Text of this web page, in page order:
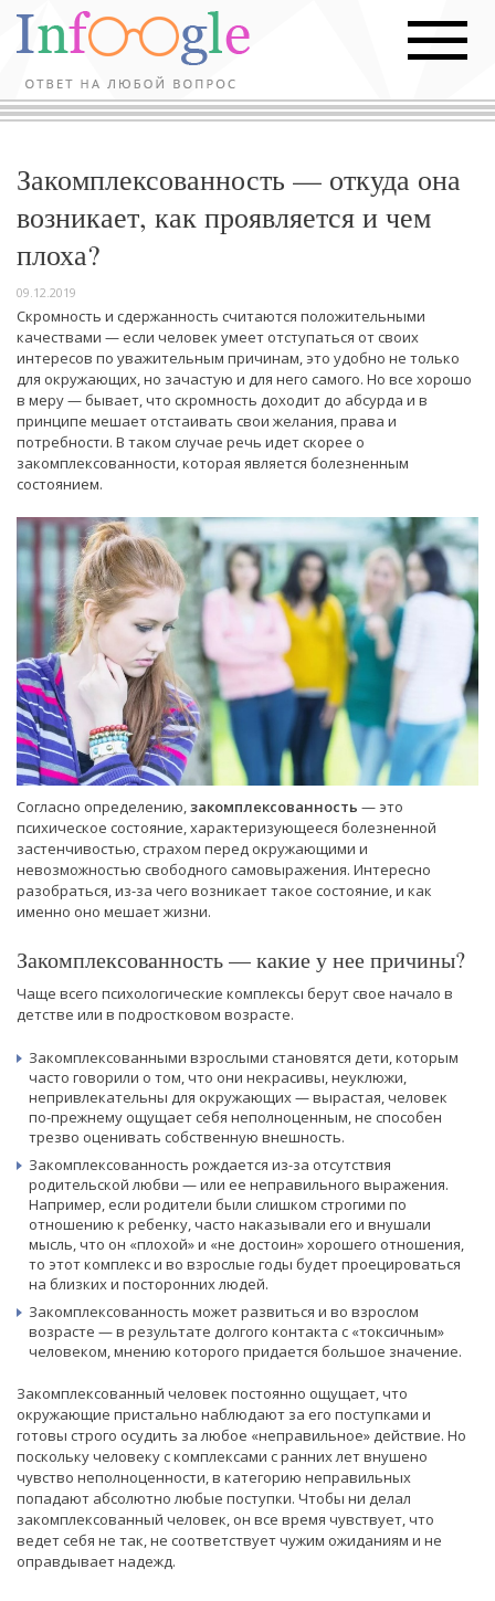
Закомплексованность — откуда она
возникает, как проявляется и чем
плоха?
09.12.2019
Скромность и сдержанность считаются положительными
качествами — если человек умеет отступаться от своих
интересов по уважительным причинам, это удобно не только
для окружающих, но зачастую и для него самого. Но все хорошо
в меру — бывает, что скромность доходит до абсурда и в
принципе мешает отстаивать свои желания, права и
потребности. В таком случае речь идет скорее о
закомплексованности, которая является болезненным
состоянием.
Согласно определению,закомплексованность — это
психическое состояние, характеризующееся болезненной
застенчивостью, страхом перед окружающими и
невозможностью свободного самовыражения. Интересно
разобраться, из-за чего возникает такое состояние, и как
именно оно мешает жизни.
Закомплексованность — какие у нее причины?
Чаще всего психологические комплексы берут свое начало в
детстве или в подростковом возрасте.
Закомплексованными взрослыми становятся дети, которым
часто говорили о том, что они некрасивы, неуклюжи,
непривлекательны для окружающих — вырастая, человек
по-прежнему ощущает себя неполноценным, не способен
трезво оценивать собственную внешность.
Закомплексованность рождается из-за отсутствия
родительской любви — или ее неправильного выражения.
Например, если родители были слишком строгими по
отношению к ребенку, часто наказывали его и внушали
мысль, что он «плохой» и «не достоин» хорошего отношения,
то этот комплекс и во взрослые годы будет проецироваться
на близких и посторонних людей.
Закомплексованность может развиться и во взрослом
возрасте — в результате долгого контакта с «токсичным»
человеком, мнению которого придается большое значение.
Закомплексованный человек постоянно ощущает, что
окружающие пристально наблюдают за его поступками и
готовы строго осудить за любое «неправильное» действие. Но
поскольку человеку с комплексами с ранних лет внушено
чувство неполноценности, в категорию неправильных
попадают абсолютно любые поступки. Чтобы ни делал
закомплексованный человек, он все время чувствует, что
ведет себя не так, не соответствует чужим ожиданиям и не
оправдывает надежд.